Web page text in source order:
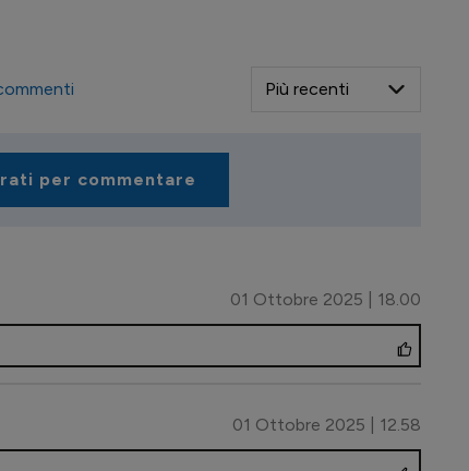
per commentare
01 Ottobre 2025 | 18.00
01 Ottobre 2025 | 12.58